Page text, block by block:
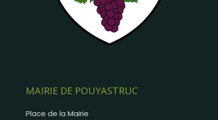
MAIRIE DE POUYASTRUC
Place de la Mairie